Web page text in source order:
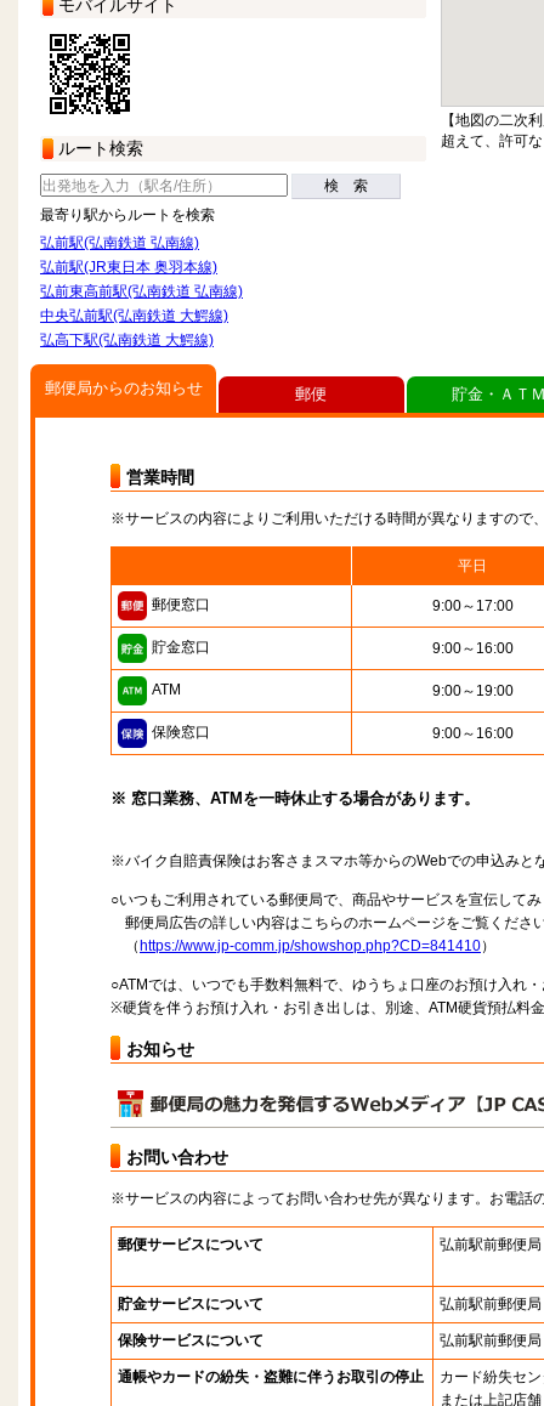
モバイルサイト
ルート検索
検 索
最寄り駅からルートを検索
弘前駅(弘南鉄道 弘南線)
弘前駅(JR東日本 奥羽本線)
弘前東高前駅(弘南鉄道 弘南線)
中央弘前駅(弘南鉄道 大鰐線)
弘高下駅(弘南鉄道 大鰐線)
【地図の二次
超えて、許可
郵便局からのお知らせ
営業時間
※サービスの内容によりご利用いただける時間が異なりますので
平日
郵便窓口 9:00～17:00
貯金窓口 9:00～16:00
ATM 9:00～19:00
保険窓口 9:00～16:00
※ 窓口業務、ATMを一時休止する場合があります。
※バイク自賠責保険はお客さまスマホ等からのWebでの申込みと
○いつもご利用されている郵便局で、商品やサービスを宣伝して
郵便局広告の詳しい内容はこちらのホームページをご覧くださ
（ https://www.jp-comm.jp/showshop.php?CD=841410）
○ATMでは、いつでも手数料無料で、ゆうちょ口座のお預け入れ
※硬貨を伴うお預け入れ・お引き出しは、別途、ATM硬貨預払料
お知らせ
お問い合わせ
※サービスの内容によってお問い合わせ先が異なります。お電話
郵便サービスについて 弘前駅前郵便局
貯金サービスについて 弘前駅前郵便局
保険サービスについて 弘前駅前郵便局
通帳やカードの紛失・盗難に伴うお取引の停止
カード紛失セ
または上記店舗
郵便 貯金・ＡＴ